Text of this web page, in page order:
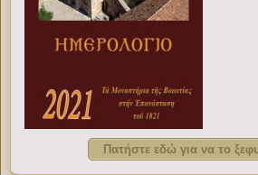
Πατήστε εδώ για να το